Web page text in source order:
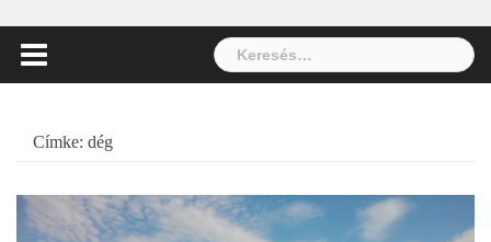
Keresés:
Címke: dég